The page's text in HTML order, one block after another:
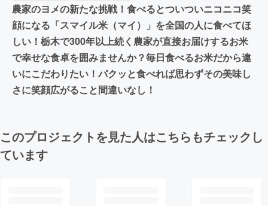
農家のヨメの新たな挑戦！食べるとついついニコニコ笑
顔になる「スマイル米（マイ）」を全国の人に食べてほ
しい！栃木で300年以上続く農家が直接お届けするお米
で幸せな食卓を囲みませんか？毎日食べるお米だから違
いにこだわりたい！パクッと食べれば思わずその美味し
さに笑顔広がること間違いなし！
このプロジェクトを見た人はこちらもチェックし
ています